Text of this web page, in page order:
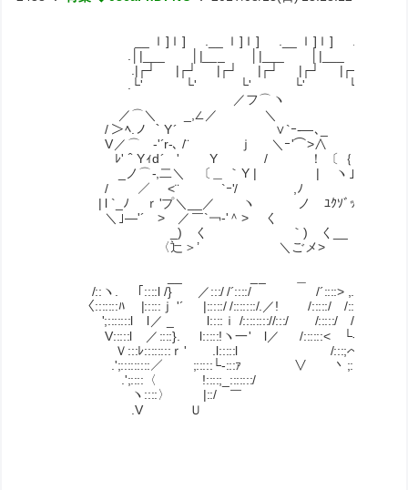
__ ｌ]ｌ] .__ ｌ]ｌ] .__ ｌ]ｌ] .__ ｌ]ｌ] .__
.│|___ │|___ │|___ │|___ │|___
.|┌┘ |┌┘ |┌┘ |┌┘ |┌┘ |┌┘ |┌┘
.└' └' └' └' └' └'
／フ⌒ヽ
／⌒＼ _,∠／ ＼ ／
/ ＞ﾍ.ノ ｀Y´ ∨`ｰ-―､_ / ＞
V／⌒ゝ‐'´r-､ /¨ ｊ ＼ｰ'⌒>∧ V／⌒
ﾚ'＾Yｨd´ ' Y / ！ 〔｛｛ l | .
_ノ⌒‐,二＼ 〔＿ ｀Y | | ヽ｣ソ _
/ ／ <¨ `ｰ'/ ,ﾉ /
| l `_ﾉ ｒ'プ＼__／ ヽ ノ ﾕｸｿﾞｯ | l `_
＼｣―'´ > ／￣`￢-'＾> く ＼｣
_) く ｀) く__
〈辷＞’ ＼ごメ>
/::ヽ. ｢::::l /} ／:::/ /
〈:::::::ﾊ |:::::ｊ '´ |:::::/ /
';:::::::l l／ _ l::::ｉ /:::::::://:::/ /
V:::::l ／::::}. l:::::!ヽ一' l／ /
Ｖ:::ﾚ::::::::ｒ' .l:::::l /:::;へ::::
.';:::::::::／ ;:::::└‐:::ｧ ∨ 丶;::::>.
.';::::〈 !::::;_:::::::/ ｀ レ'
ヽ::::〉 |::/ ￣ /
.V Ｕ 〈:::/